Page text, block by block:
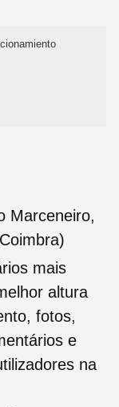
Marceneiro,
mais
altura
fotos,
e
na